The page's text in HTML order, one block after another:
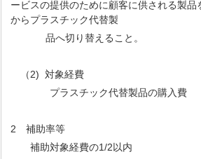
ービスの提供のために顧客に供される製品
からプラスチック代替製
品へ切り替えること。
（2) 対象経費
プラスチック代替製品の購入費
2 補助率等
補助対象経費の1/2以内